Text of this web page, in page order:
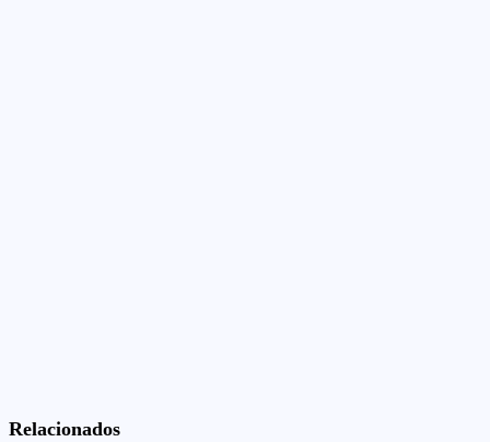
Relacionados